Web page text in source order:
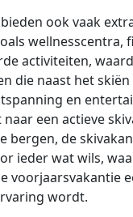
ook vaak
wellnesscentra,
activiteiten,
die naast het
en
een actieve
bergen, de
ieder wat wils,
voorjaarsvakantie
wordt.